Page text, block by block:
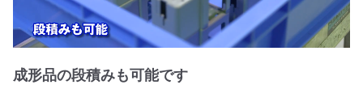
成形品の段積みも可能です